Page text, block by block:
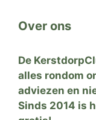
Over ons
De
alles rondom
adviezen en
Sinds 2014 is